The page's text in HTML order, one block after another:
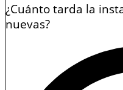
¿Cuánto tarda la
nuevas?